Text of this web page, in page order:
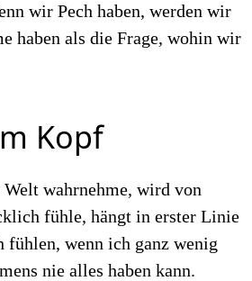
wir Pech haben, werden wir
haben als die Frage, wohin wir
Kopf
wahrnehme, wird von
fühle, hängt in erster Linie
wenn ich ganz wenig
nie alles haben kann.